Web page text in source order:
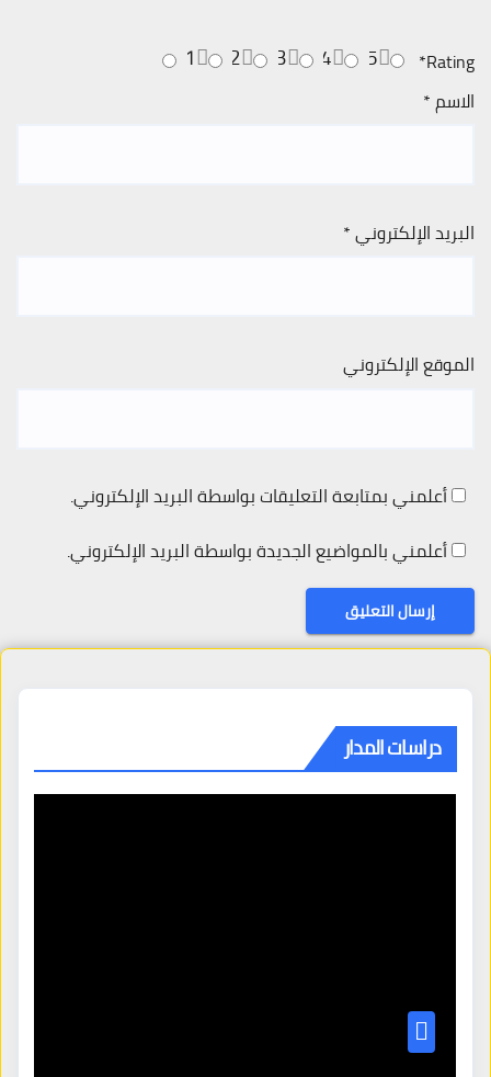
Rating
*
5
4
3
2
1
الاسم*
البريد الإلكتروني*
الموقع الإلكتروني
أعلمني بمتابعة التعليقات بواسطة البريد الإلكتروني.
أعلمني بالمواضيع الجديدة بواسطة البريد الإلكتروني.
دراسات المدار